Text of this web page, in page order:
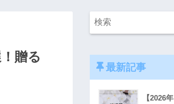
贈る
最新記事
【2026